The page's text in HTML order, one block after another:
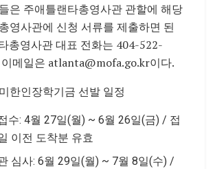
은 주애틀랜타총영사관 관할에 해당
영사관에 신청 서류를 제출하면 된
총영사관 대표 전화는 404-522-
이메일은 atlanta@mofa.go.kr이다.
한인장학기금 선발 일정
수: 4월 27일(월) ~ 6월 26일(금) / 접
이전 도착분 유효
심사: 6월 29일(월) ~ 7월 8일(수) /